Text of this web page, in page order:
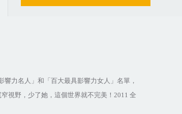
力名人」和「百大最具影響力女人」名單，
視野，少了她，這個世界就不完美！ 2011 全